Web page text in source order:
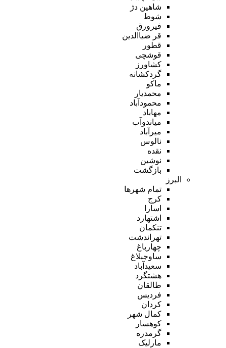
شاهین دژ
شوط
فیرورق
قر ضیاالدین
قطور
قوشچی
کشاورز
گردکشانه
ماکو
محمدیار
محمودآباد
مهاباد
میاندوآب
میرآباد
نالوس
نقده
نوشین
بازگشت
البرز
تمام شهر‌ها
کرج
اسارا
اشتهارد
تنکمان
تهراندشت
چهارباغ
ساوجبلاغ
سعیدآباد
هشتگرد
طالقان
فردیس
کردان
کمال شهر
کوهسار
گرمدره
مارلیک